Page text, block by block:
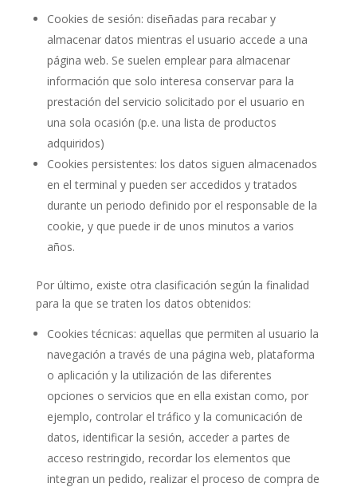
Cookies de sesión: diseñadas para recabar y
almacenar datos mientras el usuario accede a una
página web. Se suelen emplear para almacenar
información que solo interesa conservar para la
prestación del servicio solicitado por el usuario en
una sola ocasión (p.e. una lista de productos
adquiridos)
Cookies persistentes: los datos siguen almacenados
en el terminal y pueden ser accedidos y tratados
durante un periodo definido por el responsable de la
cookie, y que puede ir de unos minutos a varios
años.
Por último, existe otra clasificación según la finalidad
para la que se traten los datos obtenidos:
Cookies técnicas: aquellas que permiten al usuario la
navegación a través de una página web, plataforma
o aplicación y la utilización de las diferentes
opciones o servicios que en ella existan como, por
ejemplo, controlar el tráfico y la comunicación de
datos, identificar la sesión, acceder a partes de
acceso restringido, recordar los elementos que
integran un pedido, realizar el proceso de compra de